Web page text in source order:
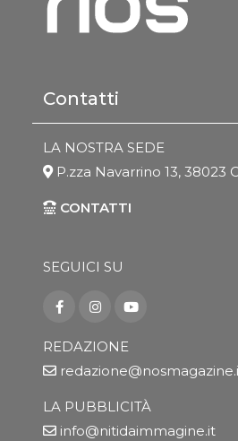
Contatti
LA NOSTRA SEDE
P.zza Navarrino 13, 38023
CONTATTI
SEGUICI SU
REDAZIONE
LA PUBBLICITÀ
info@nitidaimmagine.it